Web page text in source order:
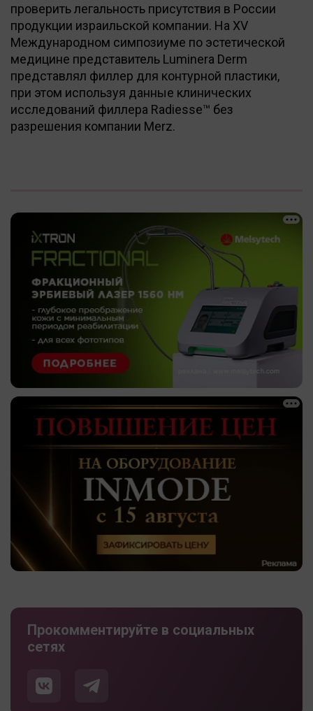
проверить легальность присутствия в России
продукции израильской компании. На XV
Международном симпозиуме по эстетической
медицине представитель Luminera Derm
представлял филлер для контурной пластики,
при этом используя данные клинических
исследований филлера Radiesse™ без
разрешения компании Merz.
Прокомментируйте в социальных
сетях